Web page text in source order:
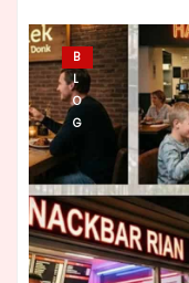
B
L
O
G